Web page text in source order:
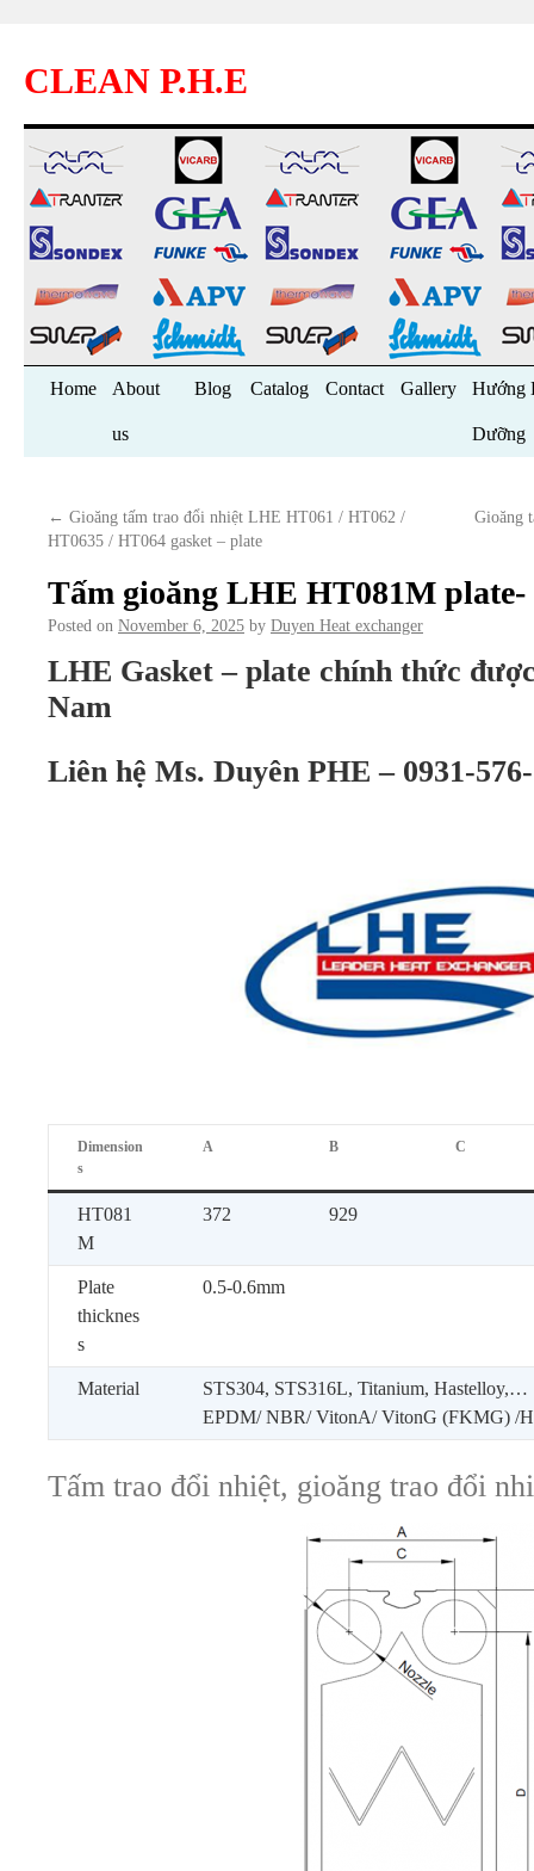
CLEAN P.H.E
Skip
Home About
us
Blog Catalog Contact Gallery Hướng
Dưỡng
← Gioăng tấm trao đổi nhiệt LHE HT061 / HT062 /
HT0635 / HT064 gasket – plate
Gioăng
Tấm gioăng LHE HT081M plate-
Posted on November 6, 2025 by Duyen Heat exchanger
LHE Gasket – plate chính thức
Nam
Liên hệ Ms. Duyên PHE – 0931-
Dimension
s
A B C
HT081
M
372 929
Plate
thicknes
s
0.5-0.6mm
Material
STS304, STS316L, Titanium, Hastelloy,…
EPDM/ NBR/ VitonA/ VitonG (FKMG) /
Tấm trao đổi nhiệt, gioăng trao đổi